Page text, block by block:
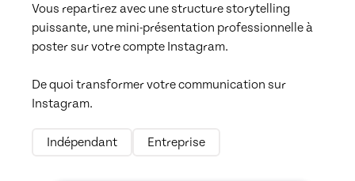
Vous repartirez avec une structure storytelling
puissante, une mini-présentation professionnelle à
poster sur votre compte Instagram.
De quoi transformer votre communication sur
Instagram.
Indépendant Entreprise